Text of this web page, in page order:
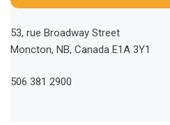
53, rue Broadway Street
Moncton, NB, Canada E1A 3Y1
506 381 2900